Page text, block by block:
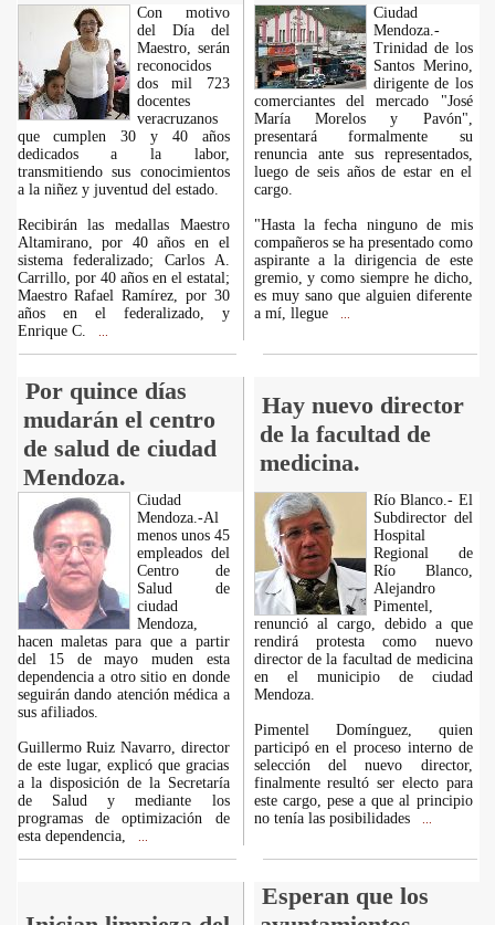
Con motivo
del Día del
Maestro, serán
reconocidos
dos mil 723
docentes
veracruzanos
que cumplen 30 y 40 años
dedicados a la labor,
transmitiendo sus conocimientos
a la niñez y juventud del estado.
Recibirán las medallas Maestro
Altamirano, por 40 años en el
sistema federalizado; Carlos A.
Carrillo, por 40 años en el estatal;
Maestro Rafael Ramírez, por 30
años en el federalizado, y
Enrique C.
Ciudad
Mendoza.-
Trinidad de los
Santos Merino,
dirigente de los
comerciantes del mercado "José
María Morelos y Pavón",
presentará formalmente su
renuncia ante sus representados,
luego de seis años de estar en el
cargo.
"Hasta la fecha ninguno de mis
compañeros se ha presentado como
aspirante a la dirigencia de este
gremio, y como siempre he dicho,
es muy sano que alguien diferente
a mí, llegue
Por quince días
mudarán el centro
de salud de ciudad
Mendoza.
Hay nuevo director
de la facultad de
medicina.
Ciudad
Mendoza.-Al
menos unos 45
empleados del
Centro de
Salud de
ciudad
Mendoza,
hacen maletas para que a partir
del 15 de mayo muden esta
dependencia a otro sitio en donde
seguirán dando atención médica a
sus afiliados.
Guillermo Ruiz Navarro, director
de este lugar, explicó que gracias
a la disposición de la Secretaría
de Salud y mediante los
programas de optimización de
esta dependencia,
Río Blanco.- El
Subdirector del
Hospital
Regional de
Río Blanco,
Alejandro
Pimentel,
renunció al cargo, debido a que
rendirá protesta como nuevo
director de la facultad de medicina
en el municipio de ciudad
Mendoza.
Pimentel Domínguez, quien
participó en el proceso interno de
selección del nuevo director,
finalmente resultó ser electo para
este cargo, pese a que al principio
no tenía las posibilidades
Esperan que los